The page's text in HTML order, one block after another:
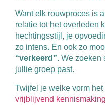
Want elk rouwproces is
relatie tot het overleden
hechtingsstijl, je
zo intens. En ook zo
“verkeerd”. We zoeken
jullie groep past.
Twijfel je welke vorm
vrijblijvend